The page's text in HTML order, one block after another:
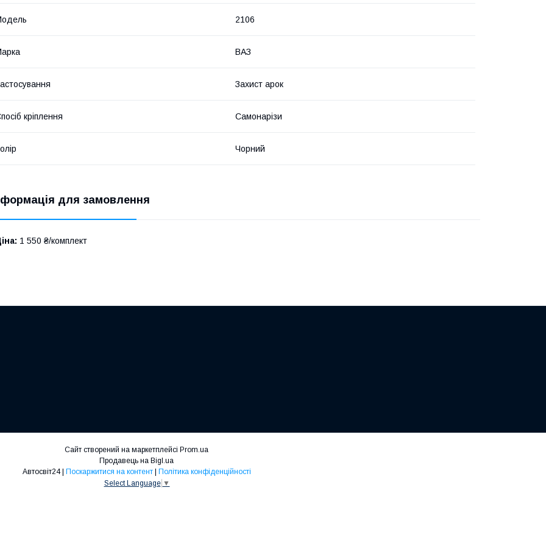
2106
ВАЗ
Захист арок
кріплення Самонарізи
Чорний
для замовлення
1 550 ₴/комплект
Сайт створений на маркетплейсі Prom.ua
Продавець на Bigl.ua
Автосвіт24 | Поскаржитися на контент | Політика конфіденційності
Select Language ▼